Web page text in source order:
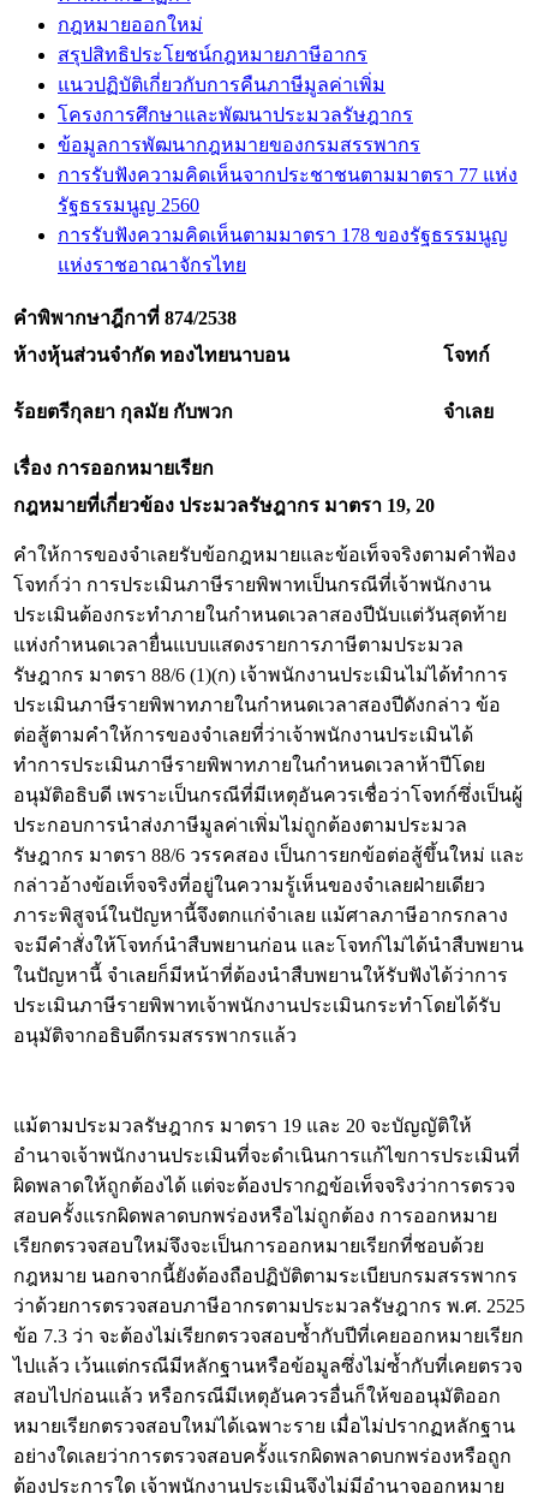
กฎหมายออกใหม่
สรุปสิทธิประโยชน์กฎหมายภาษีอากร
แนวปฏิบัติเกี่ยวกับการคืนภาษีมูลค่าเพิ่ม
โครงการศึกษาและพัฒนาประมวลรัษฎากร
ข้อมูลการพัฒนากฎหมายของกรมสรรพากร
การรับฟังความคิดเห็นจากประชาชนตามมาตรา 77 แห่ง
รัฐธรรมนูญ 2560
การรับฟังความคิดเห็นตามมาตรา 178 ของรัฐธรรมนูญ
แห่งราชอาณาจักรไทย
คำพิพากษาฎีกาที่ 874/2538
ห้างหุ้นส่วนจำกัด ทองไทยนาบอน
โจทก์
ร้อยตรีกุลยา กุลมัย กับพวก จำเลย
เรื่อง การออกหมายเรียก
กฎหมายที่เกี่ยวข้อง ประมวลรัษฎากร มาตรา 19, 20
คำให้การของจำเลยรับข้อกฎหมายและข้อเท็จจริงตามคำฟ้อง
โจทก์ว่า การประเมินภาษีรายพิพาทเป็นกรณีที่เจ้าพนักงาน
ประเมินต้องกระทำภายในกำหนดเวลาสองปีนับแต่วันสุดท้าย
แห่งกำหนดเวลายื่นแบบแสดงรายการภาษีตามประมวล
รัษฎากร มาตรา 88/6 (1)(ก) เจ้าพนักงานประเมินไม่ได้ทำการ
ประเมินภาษีรายพิพาทภายในกำหนดเวลาสองปีดังกล่าว ข้อ
ต่อสู้ตามคำให้การของจำเลยที่ว่าเจ้าพนักงานประเมินได้
ทำการประเมินภาษีรายพิพาทภายในกำหนดเวลาห้าปีโดย
อนุมัติอธิบดี เพราะเป็นกรณีที่มีเหตุอันควรเชื่อว่าโจทก์ซึ่งเป็นผู้
ประกอบการนำส่งภาษีมูลค่าเพิ่มไม่ถูกต้องตามประมวล
รัษฎากร มาตรา 88/6 วรรคสอง เป็นการยกข้อต่อสู้ขึ้นใหม่ และ
กล่าวอ้างข้อเท็จจริงที่อยู่ในความรู้เห็นของจำเลยฝ่ายเดียว
ภาระพิสูจน์ในปัญหานี้จึงตกแก่จำเลย แม้ศาลภาษีอากรกลาง
จะมีคำสั่งให้โจทก์นำสืบพยานก่อน และโจทก์ไม่ได้นำสืบพยาน
ในปัญหานี้ จำเลยก็มีหน้าที่ต้องนำสืบพยานให้รับฟังได้ว่าการ
ประเมินภาษีรายพิพาทเจ้าพนักงานประเมินกระทำโดยได้รับ
อนุมัติจากอธิบดีกรมสรรพากรแล้ว
แม้ตามประมวลรัษฎากร มาตรา 19 และ 20 จะบัญญัติให้
อำนาจเจ้าพนักงานประเมินที่จะดำเนินการแก้ไขการประเมินที่
ผิดพลาดให้ถูกต้องได้ แต่จะต้องปรากฏข้อเท็จจริงว่าการตรวจ
สอบครั้งแรกผิดพลาดบกพร่องหรือไม่ถูกต้อง การออกหมาย
เรียกตรวจสอบใหม่จึงจะเป็นการออกหมายเรียกที่ชอบด้วย
กฎหมาย นอกจากนี้ยังต้องถือปฏิบัติตามระเบียบกรมสรรพากร
ว่าด้วยการตรวจสอบภาษีอากรตามประมวลรัษฎากร พ.ศ. 2525
ข้อ 7.3 ว่า จะต้องไม่เรียกตรวจสอบซ้ำกับปีที่เคยออกหมายเรียก
ไปแล้ว เว้นแต่กรณีมีหลักฐานหรือข้อมูลซึ่งไม่ซ้ำกับที่เคยตรวจ
สอบไปก่อนแล้ว หรือกรณีมีเหตุอันควรอื่นก็ให้ขออนุมัติออก
หมายเรียกตรวจสอบใหม่ได้เฉพาะราย เมื่อไม่ปรากฏหลักฐาน
อย่างใดเลยว่าการตรวจสอบครั้งแรกผิดพลาดบกพร่องหรือถูก
ต้องประการใด เจ้าพนักงานประเมินจึงไม่มีอำนาจออกหมาย